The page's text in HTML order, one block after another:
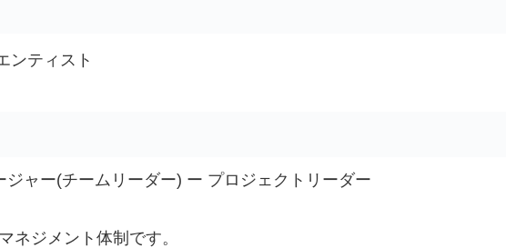
ンティスト
ジャー(チームリーダー) ー プロジェクトリーダー
ネジメント体制です。